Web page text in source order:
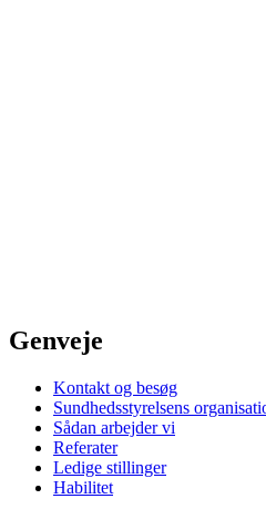
Genveje
Kontakt og besøg
Sundhedsstyrelsens
Sådan arbejder vi
Referater
Ledige stillinger
Habilitet